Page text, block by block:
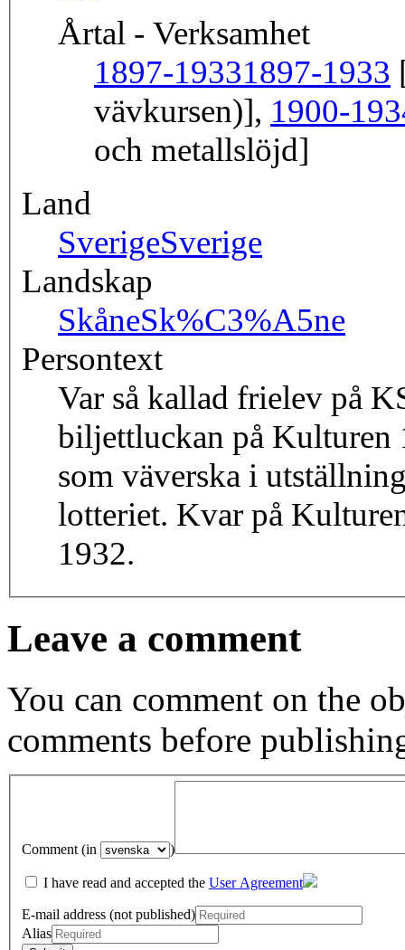
Årtal - Verksamhet
1897-19331897-1933
vävkursen)], 1900-
och metallslöjd]
Land
SverigeSverige
Landskap
SkåneSk%C3%A5ne
Persontext
Var så kallad frielev på
biljettluckan på Kulturen
som väverska i
lotteriet. Kvar på
1932.
Leave a comment
You can comment on the
comments before
Comment (in )
I have read and accepted the User Agreement
E-mail address (not published)
Alias